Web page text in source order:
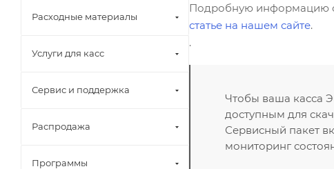
Подробную информацию о
статье на нашем сайте.
.
Чтобы ваша касса
доступным для
Сервисный пакет
мониторинг
Расходные материалы
Услуги для касс
Сервис и поддержка
Распродажа
Программы